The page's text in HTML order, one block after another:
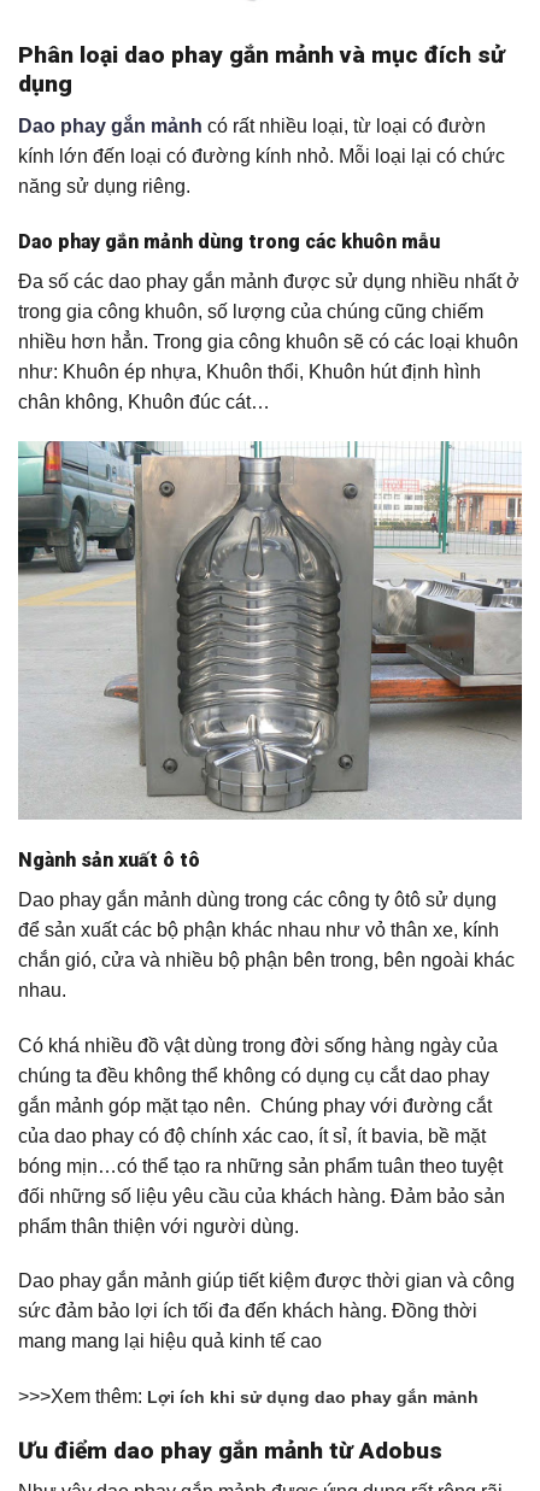
Phân loại dao phay gắn mảnh và mục đích sử
dụng
Dao phay gắn mảnh có rất nhiều loại, từ loại có đườn
kính lớn đến loại có đường kính nhỏ. Mỗi loại lại có chức
năng sử dụng riêng.
Dao phay gắn mảnh dùng trong các khuôn mẫu
Đa số các dao phay gắn mảnh được sử dụng nhiều nhất ở
trong gia công khuôn, số lượng của chúng cũng chiếm
nhiều hơn hẳn. Trong gia công khuôn sẽ có các loại khuôn
như: Khuôn ép nhựa, Khuôn thổi, Khuôn hút định hình
chân không, Khuôn đúc cát…
Ngành sản xuất ô tô
Dao phay gắn mảnh dùng trong các công ty ôtô sử dụng
để sản xuất các bộ phận khác nhau như vỏ thân xe, kính
chắn gió, cửa và nhiều bộ phận bên trong, bên ngoài khác
nhau.
Có khá nhiều đồ vật dùng trong đời sống hàng ngày của
chúng ta đều không thể không có dụng cụ cắt dao phay
gắn mảnh góp mặt tạo nên. Chúng phay với đường cắt
của dao phay có độ chính xác cao, ít sỉ, ít bavia, bề mặt
bóng mịn…có thể tạo ra những sản phẩm tuân theo tuyệt
đối những số liệu yêu cầu của khách hàng. Đảm bảo sản
phẩm thân thiện với người dùng.
Dao phay gắn mảnh giúp tiết kiệm được thời gian và công
sức đảm bảo lợi ích tối đa đến khách hàng. Đồng thời
mang mang lại hiệu quả kinh tế cao
>>>Xem thêm: Lợi ích khi sử dụng dao phay gắn mảnh
Ưu điểm dao phay gắn mảnh từ Adobus